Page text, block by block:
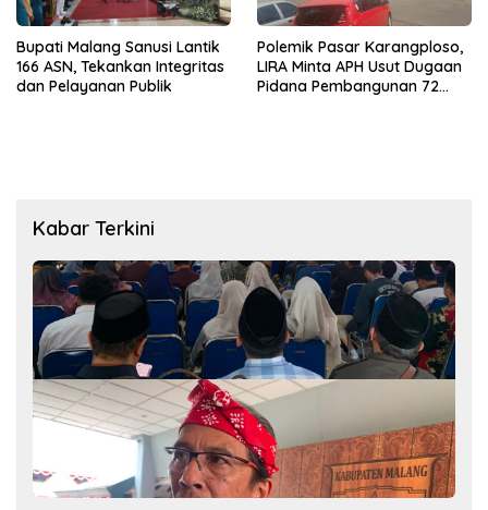
Bupati Malang Sanusi Lantik
166 ASN, Tekankan Integritas
dan Pelayanan Publik
Polemik Pasar Karangploso,
LIRA Minta APH Usut Dugaan
Pidana Pembangunan 72
Kabar Terkini